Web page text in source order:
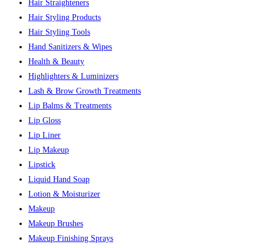
Hair Straighteners
Hair Styling Products
Hair Styling Tools
Hand Sanitizers & Wipes
Health & Beauty
Highlighters & Luminizers
Lash & Brow Growth Treatments
Lip Balms & Treatments
Lip Gloss
Lip Liner
Lip Makeup
Lipstick
Liquid Hand Soap
Lotion & Moisturizer
Makeup
Makeup Brushes
Makeup Finishing Sprays